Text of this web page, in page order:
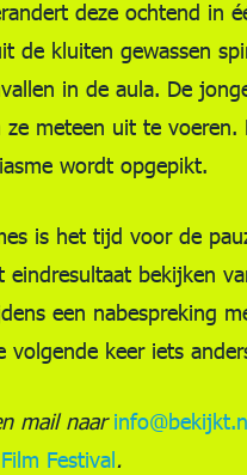
deze ochtend in
de kluiten gewassen
in de aula. De
ze meteen uit te
wordt opgepikt.
is het tijd voor de
eindresultaat bekijken
een nabespreking
volgende keer iets
mail naar
Festival.